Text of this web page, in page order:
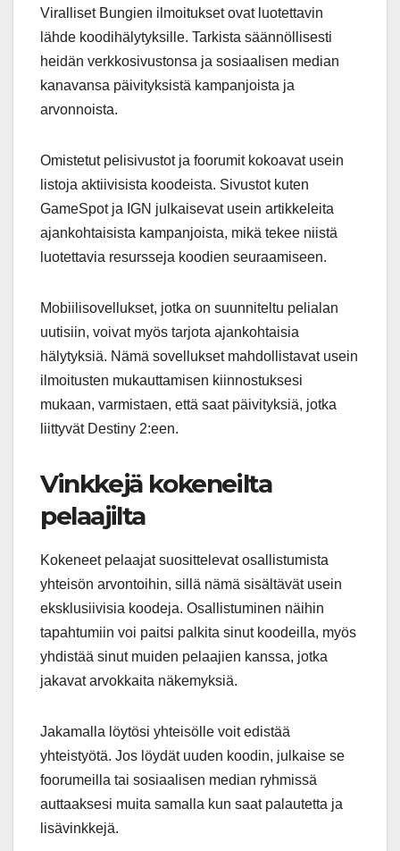
Viralliset Bungien ilmoitukset ovat luotettavin
lähde koodihälytyksille. Tarkista säännöllisesti
heidän verkkosivustonsa ja sosiaalisen median
kanavansa päivityksistä kampanjoista ja
arvonnoista.
Omistetut pelisivustot ja foorumit kokoavat usein
listoja aktiivisista koodeista. Sivustot kuten
GameSpot ja IGN julkaisevat usein artikkeleita
ajankohtaisista kampanjoista, mikä tekee niistä
luotettavia resursseja koodien seuraamiseen.
Mobiilisovellukset, jotka on suunniteltu pelialan
uutisiin, voivat myös tarjota ajankohtaisia
hälytyksiä. Nämä sovellukset mahdollistavat usein
ilmoitusten mukauttamisen kiinnostuksesi
mukaan, varmistaen, että saat päivityksiä, jotka
liittyvät Destiny 2:een.
Vinkkejä kokeneilta
pelaajilta
Kokeneet pelaajat suosittelevat osallistumista
yhteisön arvontoihin, sillä nämä sisältävät usein
eksklusiivisia koodeja. Osallistuminen näihin
tapahtumiin voi paitsi palkita sinut koodeilla, myös
yhdistää sinut muiden pelaajien kanssa, jotka
jakavat arvokkaita näkemyksiä.
Jakamalla löytösi yhteisölle voit edistää
yhteistyötä. Jos löydät uuden koodin, julkaise se
foorumeilla tai sosiaalisen median ryhmissä
auttaaksesi muita samalla kun saat palautetta ja
lisävinkkejä.